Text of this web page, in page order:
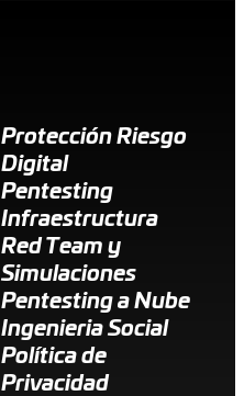
Protección Riesgo
Digital
Pentesting
Infraestructura
Red Team y
Simulaciones
Pentesting a Nube
Ingenieria Social
Política de
Privacidad